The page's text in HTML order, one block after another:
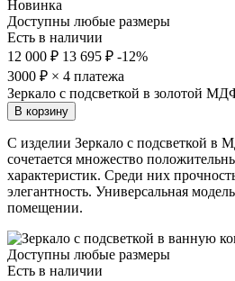
Новинка
Доступны любые размеры
Есть в наличии
12 000 ₽ 13 695 ₽ -12%
3000 ₽ × 4 платежа
Зеркало с подсветкой в золотой
В корзину
С изделии Зеркало с подсветкой
сочетается множество
характеристик. Среди них
элегантность. Универсальная
помещении.
Доступны любые размеры
Есть в наличии